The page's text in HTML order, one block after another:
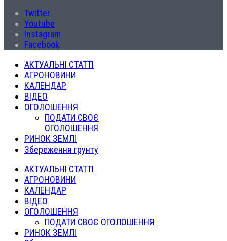
Twitter
Youtube
Instagram
Facebook
АКТУАЛЬНІ СТАТТІ
АГРОНОВИНИ
КАЛЕНДАР
ВІДЕО
ОГОЛОШЕННЯ
ПОДАТИ СВОЄ
ОГОЛОШЕННЯ
РИНОК ЗЕМЛІ
Збереження грунту
АКТУАЛЬНІ СТАТТІ
АГРОНОВИНИ
КАЛЕНДАР
ВІДЕО
ОГОЛОШЕННЯ
ПОДАТИ СВОЄ ОГОЛОШЕННЯ
РИНОК ЗЕМЛІ